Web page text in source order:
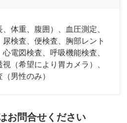
体重、腹囲）、血圧測定、
検査、便検査、胸部レント
心電図検査、呼吸機能検査、
（希望により胃カメラ）、
男性のみ）
お問合せください